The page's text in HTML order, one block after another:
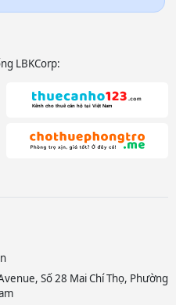
LBKCorp:
Số 28 Mai Chí Thọ, Phường